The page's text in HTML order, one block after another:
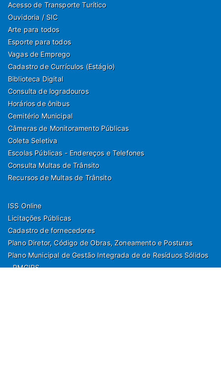
Acesso de Transporte Turítico
Ouvidoria / SIC
Arte para todos
Esporte para todos
Vagas de Emprego
Cadastro de Currículos (Estágio)
Biblioteca Digital
Consulta de logradouros
Horários de ônibus
Cemitério Municipal
Câmeras de Monitoramento Públicas
Coleta Seletiva
Escolas Públicas - Endereços e Telefones
Consulta Multas de Trânsito
Recursos de Multas de Trânsito
ISS Online
Licitações Públicas
Cadastro de fornecedores
Plano Diretor, Código de Obras, Zoneamento e Posturas
Plano Municipal de Gestão Integrada de de Resíduos Sólidos
- PMGIRS